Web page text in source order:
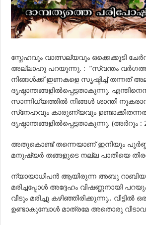
സ്നേഹവും വാത്സല്യവും ഒക്കെക്കൂടി
അല്ലാഹു പറയുന്നു. : ”സ്വന്തം
നിങ്ങള്‍ക്ക് ഇണകളെ സൃഷ്ടിച്ച് തന്നത്
ദൃഷ്ടാന്തങ്ങളില്‍പ്പെട്ടതാകുന്നു.
സാന്നിധ്യത്തില്‍ നിങ്ങള്‍ ശാന്തി
സ്‌നേഹവും കാരുണ്യവും
ദൃഷ്ടാന്തങ്ങളില്‍പ്പെട്ടതാകുന്നു. (അര്‍റൂം :
അതുകൊണ്ട് തന്നെയാണ് ഇനിയും
മനുഷ്യര്‍ തങ്ങളുടെ നല്ല പാതിയെ
ന്യായാധിപന്‍ ആയിരുന്ന അബു
മരിച്ചപ്പോള്‍ അദ്ദേഹം വിഷണ്ണനായി
വീടും മരിച്ചു കഴിഞ്ഞിരിക്കുന്നു.. വീട്ടില്‍
ഉണ്ടാകുമ്പോള്‍ മാത്രമേ അതൊരു